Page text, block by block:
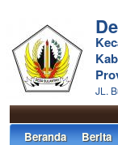
JL.
Beranda Berita